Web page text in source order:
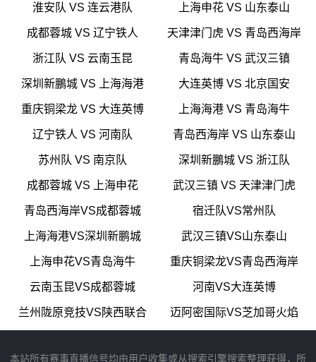
淮安队 VS 连云港队 上海申花 VS 山东泰山
成都蓉城 VS 辽宁铁人 天津津门虎 VS 青岛西海岸
浙江队 VS 云南玉昆 青岛海牛 VS 武汉三镇
深圳新鵬城 VS 上海海港 大连英博 VS 北京国安
重庆铜梁龙 VS 大连英博 上海海港 VS 青岛海牛
辽宁铁人 VS 河南队 青岛西海岸 VS 山东泰山
苏州队 VS 南京队 深圳新鵬城 VS 浙江队
成都蓉城 VS 上海申花 武汉三镇 VS 天津津门虎
青岛西海岸VS成都蓉城 宿迁队VS常州队
上海海港VS深圳新鹏城 武汉三镇VS山东泰山
上海申花VS青岛海牛 重庆铜梁龙VS青岛西海岸
云南玉昆VS成都蓉城 河南VS大连英博
兰州陇原竞技VS陕西联合 迈阿密国际VS芝加哥火焰
本站所有赛事直播信号均由用户收集或从搜索引擎搜索整理获得，所